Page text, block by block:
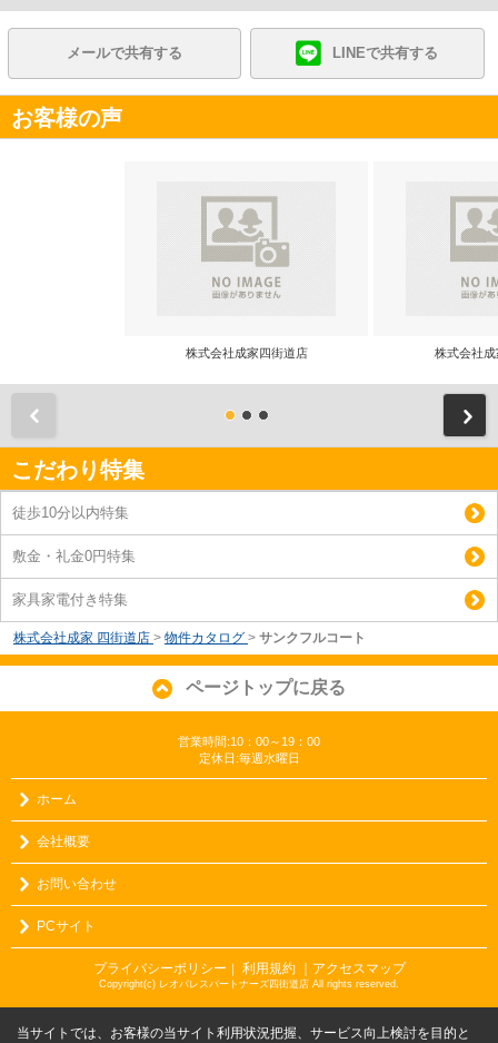
メールで共有する LINEで共有する
お客様の声
株式会社成家四街道店 株式会社
こだわり特集
徒歩10分以内特集
敷金・礼金0円特集
家具家電付き特集
株式会社成家 四街道店 > 物件カタログ > サンクフルコート
ページトップに戻る
営業時間:10：00～19：00
定休日:毎週水曜日
ホーム
会社概要
お問い合わせ
PCサイト
プライバシーポリシー 利用規約 ｜アクセスマップ
Copyright(c) レオパレスパートナーズ四街道店 All rights reserved.
当サイトでは、お客様の当サイト利用状況把握、サービス向上検討を目的と